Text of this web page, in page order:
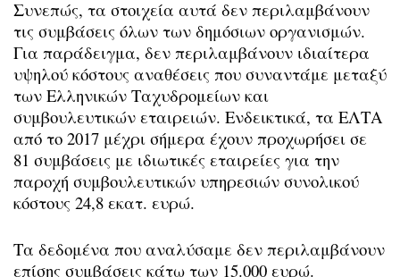
Συνεπώς, τα στοιχεία αυτά δεν περιλαμβάνουν
τις συμβάσεις όλων των δημόσιων οργανισμών.
Για παράδειγμα, δεν περιλαμβάνουν ιδιαίτερα
υψηλού κόστους αναθέσεις που συναντάμε μεταξύ
των Ελληνικών Ταχυδρομείων και
συμβουλευτικών εταιρειών. Ενδεικτικά, τα ΕΛΤΑ
από το 2017 μέχρι σήμερα έχουν προχωρήσει σε
81 συμβάσεις με ιδιωτικές εταιρείες για την
παροχή συμβουλευτικών υπηρεσιών συνολικού
κόστους 24,8 εκατ. ευρώ.
Τα δεδομένα που αναλύσαμε δεν περιλαμβάνουν
επίσης συμβάσεις κάτω των 15.000 ευρώ.